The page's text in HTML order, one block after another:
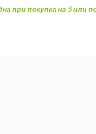
при покупка на 5 или